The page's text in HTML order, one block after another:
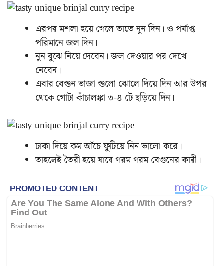
এরপর মশলা হয়ে গেলে তাতে নুন দিন। ও পর্যাপ্ত
পরিমানে জল দিন।
নুন বুঝে নিয়ে দেবেন। জল দেওয়ার পর দেখে
নেবেন।
এবার বেগুন ভাজা গুলো ঝোলে দিয়ে দিন আর উপর
থেকে গোটা কাঁচালঙ্কা ৩-৪ টে ছড়িয়ে দিন।
ঢাকা দিয়ে কম আঁচে ফুটিয়ে নিন ভালো করে।
তাহলেই তৈরী হয়ে যাবে গরম গরম বেগুনের কারী।